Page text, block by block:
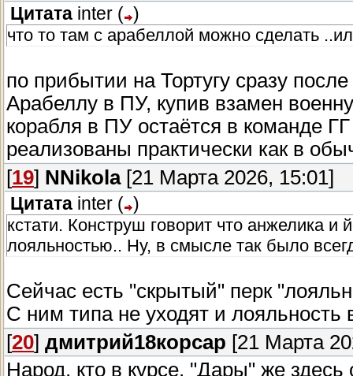
Цитата inter ( )
что то там с арабеллой можно сделать
по прибытии на Тортугу сразу
Арабеллу в ПУ, купив взамен
корабля в ПУ остаётся в команде
реализованы практически как в
[19] NNikola[21 Марта 2026, 15:01]
Цитата inter ( )
кстати. Конструш говорит что анжелика и
лояльностью.. Ну, в смысле так было
Сейчас есть "скрытый" перк
С ним типа не уходят и лояльность
[20] дмитрий18корсар [21 Марта
Народ, кто в курсе, "Дары" же